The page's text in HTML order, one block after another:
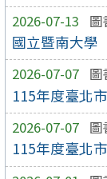
2026-07-13 圖
國立暨南大學
2026-07-07 圖
115年度臺北
2026-07-07 圖
115年度臺北